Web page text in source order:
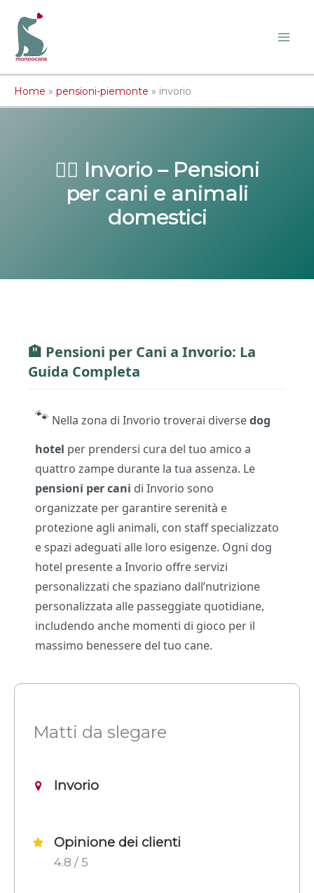
contenuto
Home » pensioni-piemonte » invorio
🐕‍🦺 Invorio – Pensioni
per cani e animali
domestici
🏨 Pensioni per Cani a Invorio: La
Guida Completa
🐾 Nella zona di Invorio troverai diversedog
hotel per prendersi cura del tuo amico a
quattro zampe durante la tua assenza. Le
pensioni per cani di Invorio sono
organizzate per garantire serenità e
protezione agli animali, con staff specializzato
e spazi adeguati alle loro esigenze. Ogni dog
hotel presente a Invorio offre servizi
personalizzati che spaziano dall’nutrizione
personalizzata alle passeggiate quotidiane,
includendo anche momenti di gioco per il
massimo benessere del tuo cane.
Matti da slegare
Invorio
Opinione dei clienti
4.8 / 5